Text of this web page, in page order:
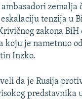
zemalja
tenzija u
zakona BiH
koju je nametnuo
Inzko.
da je Rusija
predstavnika